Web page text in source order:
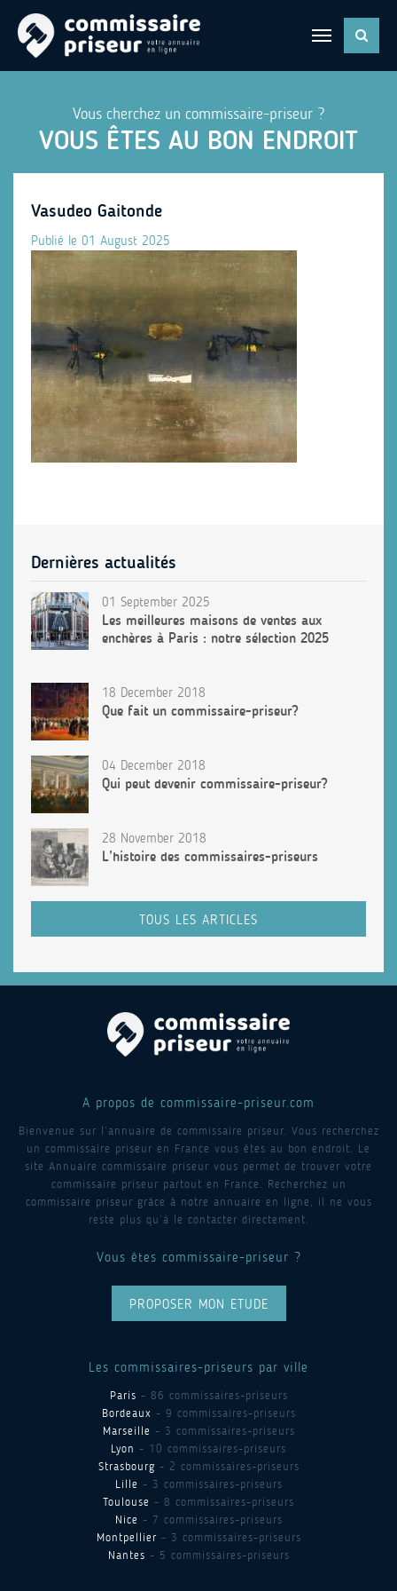
Vous cherchez un commissaire-priseur ?
VOUS ÊTES AU BON ENDROIT
Vasudeo Gaitonde
Publié le 01 August 2025
Dernières actualités
01 September 2025
Les meilleures maisons de ventes aux
enchères à Paris : notre sélection 2025
18 December 2018
Que fait un commissaire-priseur?
04 December 2018
Qui peut devenir commissaire-priseur?
28 November 2018
L’histoire des commissaires-priseurs
TOUS LES ARTICLES
A propos de commissaire-priseur.com
Bienvenue sur l’annuaire de commissaire priseur. Vous recherchez
un commissaire priseur en France vous êtes au bon endroit. Le
site Annuaire commissaire priseur vous permet de trouver votre
commissaire priseur partout en France. Recherchez un
commissaire priseur grâce à notre annuaire en ligne, il ne vous
reste plus qu’à le contacter directement.
Vous êtes commissaire-priseur ?
PROPOSER MON ETUDE
Les commissaires-priseurs par ville
Paris - 86 commissaires-priseurs
Bordeaux - 9 commissaires-priseurs
Marseille - 3 commissaires-priseurs
Lyon - 10 commissaires-priseurs
Strasbourg - 2 commissaires-priseurs
Lille - 3 commissaires-priseurs
Toulouse - 8 commissaires-priseurs
Nice - 7 commissaires-priseurs
Montpellier - 3 commissaires-priseurs
Nantes - 5 commissaires-priseurs